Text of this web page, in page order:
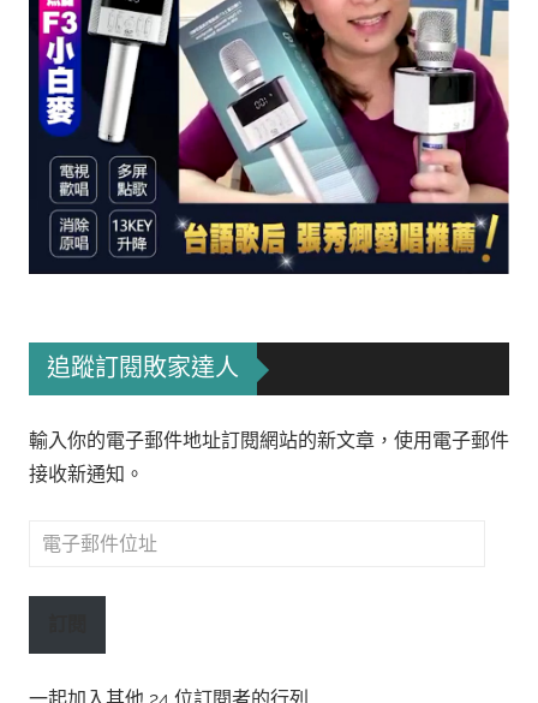
追蹤訂閱敗家達人
輸入你的電子郵件地址訂閱網站的新文章，使用電子郵件
接收新通知。
電
郵
一起加入其他 24 位訂閱者的行列